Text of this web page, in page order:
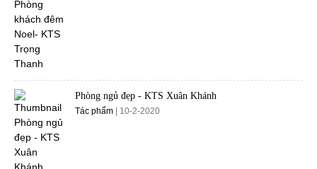
Phòng ngủ đẹp - KTS Xuân Khánh
Tác phẩm | 10-2-2020